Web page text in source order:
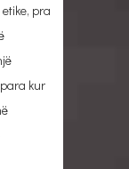
pra
kur